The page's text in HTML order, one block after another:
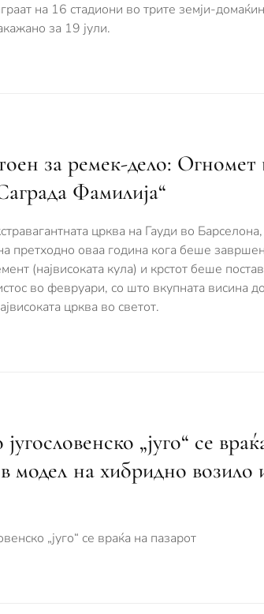
на 16 стадиони во трите земји-
за 19 јули.
за ремек-дело: Огномет
Фамилија“
црква на Гауди во Барселона,
претходно оваа година кога беше
(највисоката кула) и крстот беше
во февруари, со што вкупната висина
црква во светот.
„југо“ се
модел на хибридно возило
„југо“ се враќа на пазарот